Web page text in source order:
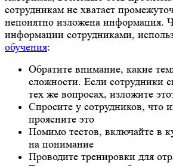
сотрудникам не хватает
непонятно изложена информация.
информации сотрудниками,
обучения:
Обратите внимание, какие
сложности. Если сотрудники
тех же вопросах, изложите
Спросите у сотрудников, что
проясните это
Помимо тестов, включайте в
на понимание
Проводите тренировки для